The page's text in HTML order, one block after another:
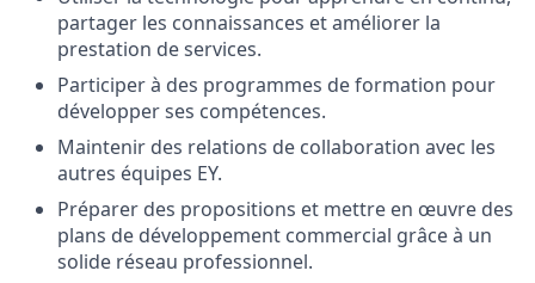
partager les connaissances et améliorer la
prestation de services.
Participer à des programmes de formation pour
développer ses compétences.
Maintenir des relations de collaboration avec les
autres équipes EY.
Préparer des propositions et mettre en œuvre des
plans de développement commercial grâce à un
solide réseau professionnel.